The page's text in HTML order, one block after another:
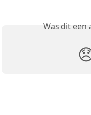
Was dit een